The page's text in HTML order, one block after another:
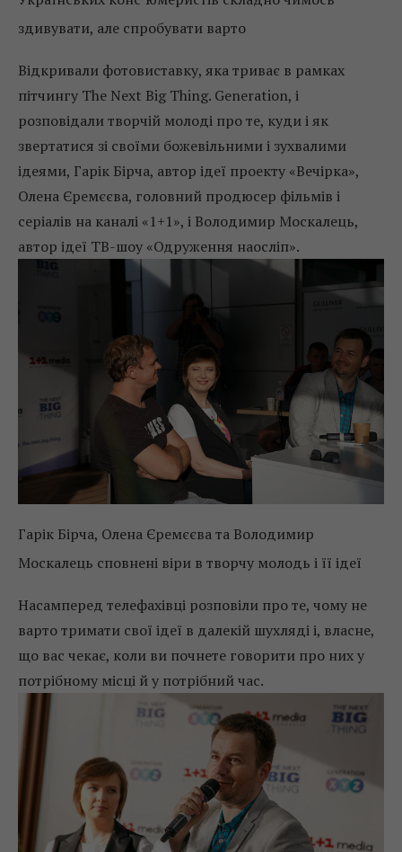
здивувати, але спробувати варто
Відкривали фотовиставку, яка триває в рамках
пітчингу The Next Big Thing. Generation, і
розповідали творчій молоді про те, куди і як
звертатися зі своїми божевільними і зухвалими
ідеями, Гарік Бірча, автор ідеї проекту «Вечірка»,
Олена Єремєєва, головний продюсер фільмів і
серіалів на каналі «1+1», і Володимир Москалець,
автор ідеї ТВ-шоу «Одруження наосліп».
Гарік Бірча, Олена Єремєєва та Володимир
Москалець сповнені віри в творчу молодь і її ідеї
Насамперед телефахівці розповіли про те, чому не
варто тримати свої ідеї в далекій шухляді і, власне,
що вас чекає, коли ви почнете говорити про них у
потрібному місці й у потрібний час.